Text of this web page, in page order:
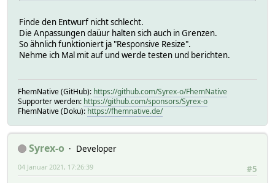
Finde den Entwurf nicht schlecht.
Die Anpassungen daüur halten sich auch in Grenzen.
So ähnlich funktioniert ja "Responsive Resize".
Nehme ich Mal mit auf und werde testen und berichten.
FhemNative (GitHub): https://github.com/Syrex-o/FhemNative
Supporter werden: https://github.com/sponsors/Syrex-o
FhemNative (Doku): https://fhemnative.de/
Syrex-o
Developer
#5
04 Januar 2021, 17:26:39